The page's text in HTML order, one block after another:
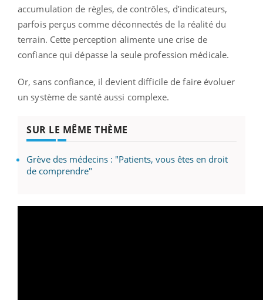
accumulation de règles, de contrôles, d’indicateurs,
parfois perçus comme déconnectés de la réalité du
terrain. Cette perception alimente une crise de
confiance qui dépasse la seule profession médicale.
Or, sans confiance, il devient difficile de faire évoluer
un système de santé aussi complexe.
SUR LE MÊME THÈME
Grève des médecins : "Patients, vous êtes en droit
de comprendre"